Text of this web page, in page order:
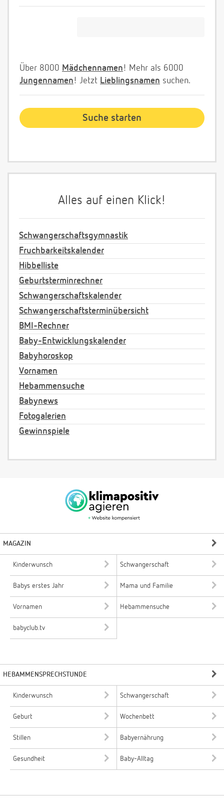
Über 8000 Mädchennamen! Mehr als 6000
Jungennamen! Jetzt Lieblingsnamen suchen.
Alles auf einen Klick!
Schwangerschaftsgymnastik
Fruchbarkeitskalender
Hibbelliste
Geburtsterminrechner
Schwangerschaftskalender
Schwangerschaftsterminübersicht
BMI-Rechner
Baby-Entwicklungskalender
Babyhoroskop
Vornamen
Hebammensuche
Babynews
Fotogalerien
Gewinnspiele
MAGAZIN
Kinderwunsch Schwangerschaft
Babys erstes Jahr Mama und Familie
Vornamen Hebammensuche
babyclub.tv
HEBAMMENSPRECHSTUNDE
Kinderwunsch Schwangerschaft
Geburt Wochenbett
Stillen Babyernährung
Gesundheit Baby-Alltag